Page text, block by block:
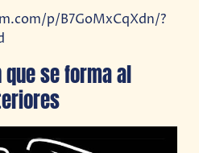
p/B7GoMxCqXdn/?
se forma al